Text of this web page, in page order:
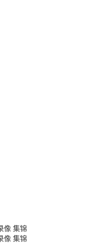
像 集锦
像 集锦